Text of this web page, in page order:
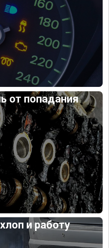
от попадания
и работу